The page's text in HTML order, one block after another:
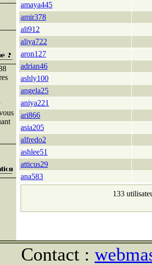
amaya445
amir378
ali912
aliya722
aron127
adrian46
ashly100
angela25
aniya221
ari866
asia205
alfredo2
ashlee51
atticus29
ana583
133
Contact :